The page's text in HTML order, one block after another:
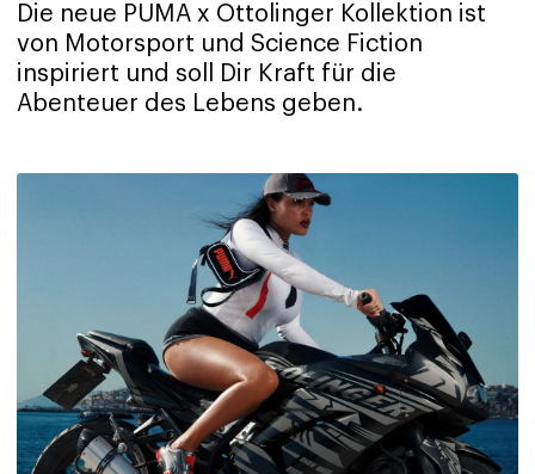
Die neue PUMA x Ottolinger Kollektion ist
von Motorsport und Science Fiction
inspiriert und soll Dir Kraft für die
Abenteuer des Lebens geben.